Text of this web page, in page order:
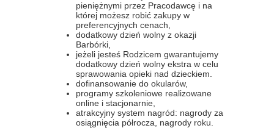
pieniężnymi przez Pracodawcę i na
której możesz robić zakupy w
preferencyjnych cenach,
dodatkowy dzień wolny z okazji
Barbórki,
jeżeli jesteś Rodzicem gwarantujemy
dodatkowy dzień wolny ekstra w celu
sprawowania opieki nad dzieckiem.
dofinansowanie do okularów,
programy szkoleniowe realizowane
online i stacjonarnie,
atrakcyjny system nagród: nagrody za
osiągnięcia półrocza, nagrody roku.